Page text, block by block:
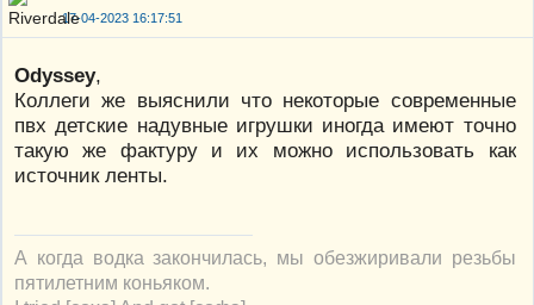
17-04-2023 16:17:51
Odyssey,
Коллеги же выяснили что некоторые современные
пвх детские надувные игрушки иногда имеют точно
такую же фактуру и их можно использовать как
источник ленты.
А когда водка закончилась, мы обезжиривали резьбы
пятилетним коньяком.